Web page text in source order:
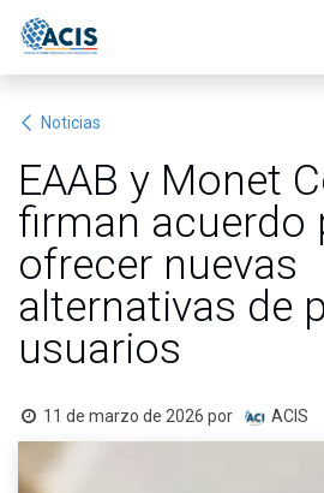
Noticias
EAAB y Monet
firman acuerdo
ofrecer nuevas
alternativas de
usuarios
11 de marzo de 2026 por ACIS